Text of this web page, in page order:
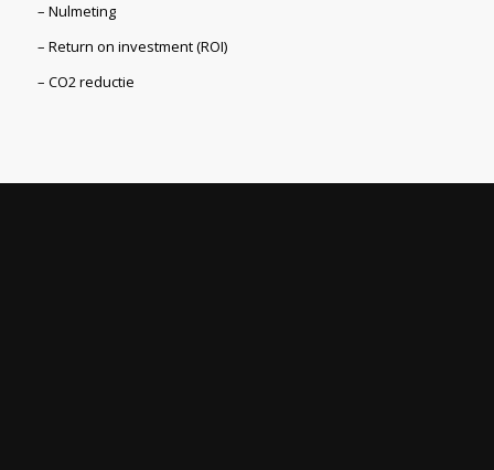
– Nulmeting
– Return on investment (ROI)
– CO2 reductie